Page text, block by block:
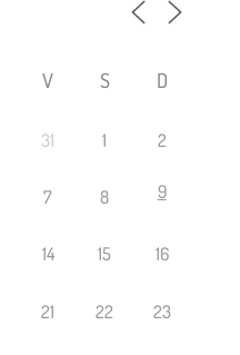
V S D
31 1 2
7 8 9
14 15 16
21 22 23